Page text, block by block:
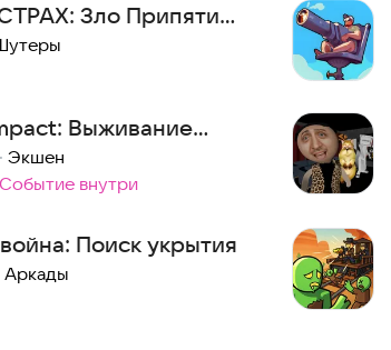
Зло Припяти
Выживание
· Экшен
:
событие внутри
Поиск укрытия
Аркады